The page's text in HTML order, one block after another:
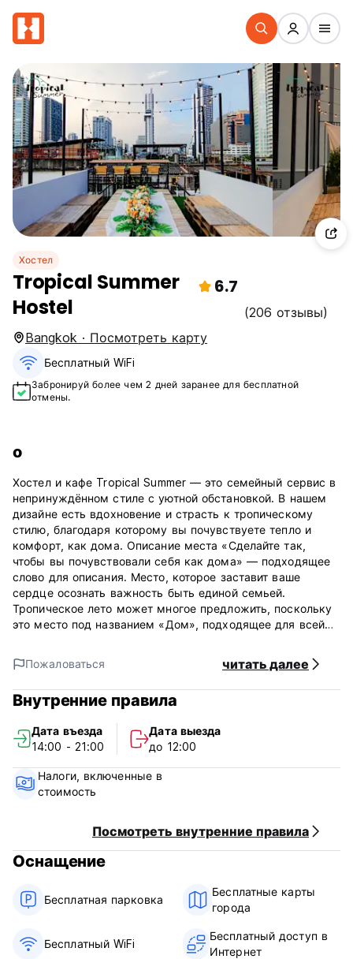
Хостел
Tropical Summer
Hostel
6.7
(206 отзывы)
Bangkok · Посмотреть карту
Бесплатный WiFi
Забронируй более чем 2 дней заранее для бесплатной
отмены.
о
Хостел и кафе Tropical Summer — это семейный сервис в
непринуждённом стиле с уютной обстановкой. В нашем
дизайне есть вдохновение и страсть к тропическому
стилю, благодаря которому вы почувствуете тепло и
комфорт, как дома. Описание места «Сделайте так,
чтобы вы почувствовали себя как дома» — подходящее
слово для описания. Место, которое заставит ваше
сердце осознать важность быть единой семьей.
Тропическое лето может многое предложить, поскольку
это место под названием «Дом», подходящее для всей
индивидуального путешественника.
***На что обратить внимание***
Условия отмены: за 1 день до прибытия. В случае
снята стоимость первой ночи проживания. После
подтверждения бронирования отель запросит номер CVC
вашей кредитной карты.
Заезд с 14:00 до 21:00.
Выезд с 09:00 до 12:00.
Налоги включены.
Без комендантского часа.
Пожаловаться читать далее
Внутренние правила
Дата въезда
14:00 - 21:00
Дата выезда
до 12:00
Налоги, включенные в
стоимость
Посмотреть внутренние правила
Оснащение
Бесплатная парковка
Бесплатные карты
города
Бесплатный WiFi
Бесплатный доступ в
Интернет